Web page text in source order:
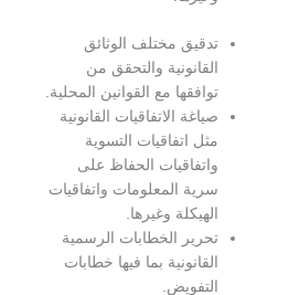
مختلف الوثائق
والتحقق من
مع القوانين المحلية.
الاتفاقيات القانونية
اتفاقيات التسوية
الحفاظ على
المعلومات واتفاقيات
وغيرها.
الخطابات الرسمية
بما فيها خطابات